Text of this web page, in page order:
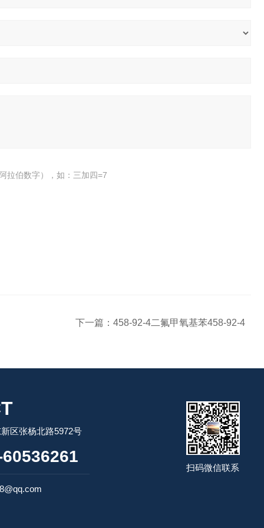
拉伯数字），如：三加四=7
下一篇： 458-92-4二氟甲氧基苯458-92-4
区张杨北路5972号
扫码微信联系